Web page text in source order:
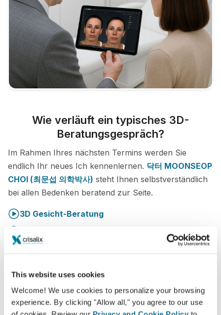
This website uses cookies
Welcome! We use cookies to personalize your browsing
experience. By clicking "Allow all," you agree to our use
Wie verläuft ein typisches 3D-
Beratungsgespräch?
Im Rahmen Ihres nächsten Termins werden Sie
endlich Ihr neues Ich kennenlernen. 닥터 MOONSEOP
CHOI (최문섭 의학박사) steht Ihnen selbstverständlich
bei allen Bedenken beratend zur Seite.
3D Gesicht-Beratung
Lernen Sie Ihr neues Ich kennen!